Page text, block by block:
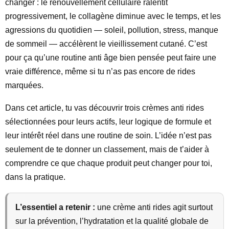
changer : le renouvellement cellulaire ralentit
progressivement, le collagène diminue avec le temps, et les
agressions du quotidien — soleil, pollution, stress, manque
de sommeil — accélèrent le vieillissement cutané. C’est
pour ça qu’une routine anti âge bien pensée peut faire une
vraie différence, même si tu n’as pas encore de rides
marquées.
Dans cet article, tu vas découvrir trois crèmes anti rides
sélectionnées pour leurs actifs, leur logique de formule et
leur intérêt réel dans une routine de soin. L’idée n’est pas
seulement de te donner un classement, mais de t’aider à
comprendre ce que chaque produit peut changer pour toi,
dans la pratique.
L’essentiel a retenir : une crème anti rides agit surtout
sur la prévention, l’hydratation et la qualité globale de